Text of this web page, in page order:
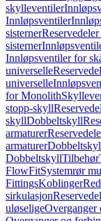
skylleventiler
Innløpsventiler
sisterner
sisterner
Innløpsventiler for
universelle
universelle
for Monolith
stopp-skyll
skyllDobbeltskyll
armaturer
armaturer
DobbeltskyllTilbehør
FlowFitSystemrør
FittingsKoblinger
sirkulasjon
uløseligeOverganger